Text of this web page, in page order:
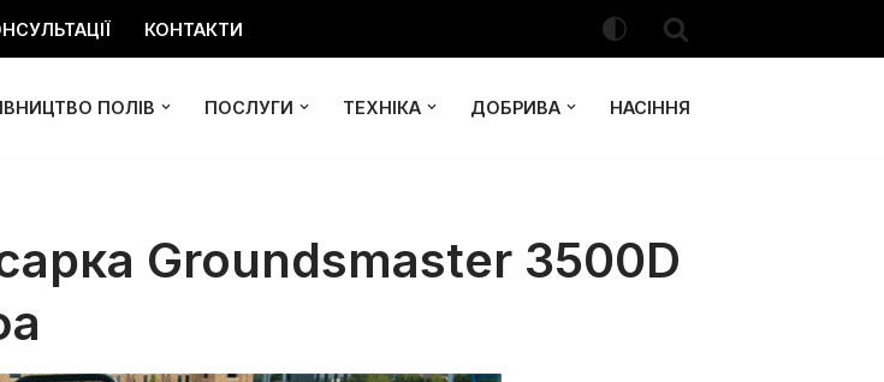
КОНТАКТИ
ПОЛІВ ПОСЛУГИ ТЕХНІКА ДОБРИВА НАСІННЯ
Groundsmaster 3500D